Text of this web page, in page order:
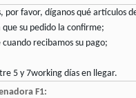
por favor, díganos qué artículos
su pedido la confirme;
recibamos su pago;
5 y 7working días en llegar.
F1: